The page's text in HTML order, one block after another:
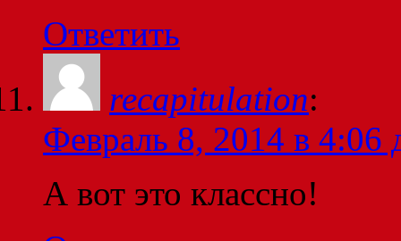
Ответить
recapitulation:
Февраль 8, 2014 в 4:06
А вот это классно!